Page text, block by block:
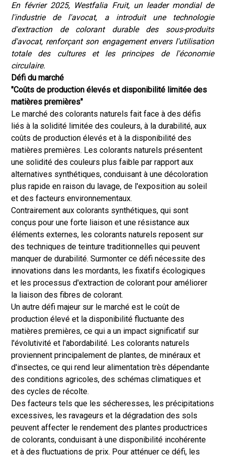
En février 2025, Westfalia Fruit, un leader mondial de
l'industrie de l'avocat, a introduit une technologie
d'extraction de colorant durable des sous-produits
d'avocat, renforçant son engagement envers l'utilisation
totale des cultures et les principes de l'économie
circulaire.
Défi du marché
"Coûts de production élevés et disponibilité limitée des
matières premières"
Le marché des colorants naturels fait face à des défis
liés à la solidité limitée des couleurs, à la durabilité, aux
coûts de production élevés et à la disponibilité des
matières premières. Les colorants naturels présentent
une solidité des couleurs plus faible par rapport aux
alternatives synthétiques, conduisant à une décoloration
plus rapide en raison du lavage, de l'exposition au soleil
et des facteurs environnementaux.
Contrairement aux colorants synthétiques, qui sont
conçus pour une forte liaison et une résistance aux
éléments externes, les colorants naturels reposent sur
des techniques de teinture traditionnelles qui peuvent
manquer de durabilité. Surmonter ce défi nécessite des
innovations dans les mordants, les fixatifs écologiques
et les processus d'extraction de colorant pour améliorer
la liaison des fibres de colorant.
Un autre défi majeur sur le marché est le coût de
production élevé et la disponibilité fluctuante des
matières premières, ce qui a un impact significatif sur
l'évolutivité et l'abordabilité. Les colorants naturels
proviennent principalement de plantes, de minéraux et
d'insectes, ce qui rend leur alimentation très dépendante
des conditions agricoles, des schémas climatiques et
des cycles de récolte.
Des facteurs tels que les sécheresses, les précipitations
excessives, les ravageurs et la dégradation des sols
peuvent affecter le rendement des plantes productrices
de colorants, conduisant à une disponibilité incohérente
et à des fluctuations de prix. Pour atténuer ce défi, les